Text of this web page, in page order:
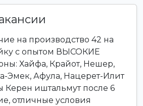
на производство 42 на
с опытом ВЫСОКИЕ
Хайфа, Крайот, Нешер,
Эмек, Афула, Нацерет-Илит
Керен иштальмут после 6
отличные условия